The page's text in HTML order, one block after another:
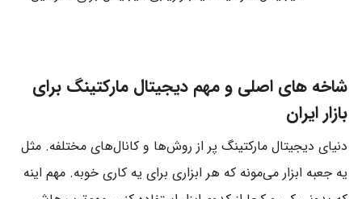
شاخه های اصلی و مهم دیجیتال مارکتینگ برای
بازار ایران
دنیای دیجیتال مارکتینگ پر از روش‌ها و کانال‌های مختلفه. مثل
یه جعبه ابزار می‌مونه که هر ابزاری برای یه کاری خوبه. مهم اینه